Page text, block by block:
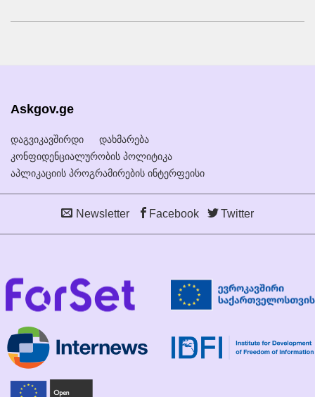
Askgov.ge
დაგვიკავშირდი
დახმარება
კონფიდენციალურობის პოლიტიკა
აპლიკაციის პროგრამირების ინტერფეისი
Newsletter Facebook Twitter